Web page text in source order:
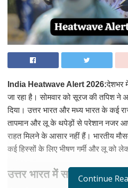
India Heatwave Alert 2026:देशभर
जा रहा है। सोमवार को सूरज की तपिश ने
दिया। उत्तर भारत और मध्य भारत के कई
तापमान और लू के थपेड़ों से परेशान नजर
राहत मिलने के आसार नहीं हैं। भारतीय
कई हिस्सों के लिए भीषण गर्मी और लू को
उत्तर भारत में सबसे ज्यादा असर
Continue